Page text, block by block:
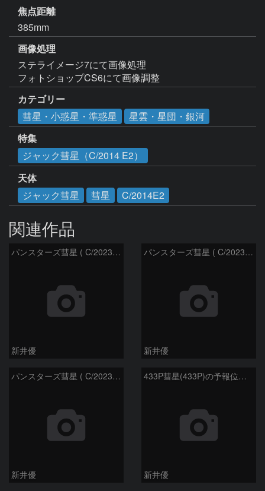
焦点距離
385mm
画像処理
ステライメージ7にて画像処理
フォトショップCS6にて画像調整
カテゴリー
彗星・小惑星・準惑星
星雲・星団・銀河
特集
ジャック彗星（C/2014 E2）
天体
ジャック彗星
彗星 C/2014E2
関連作品
パンスターズ彗星 ( C/2023R1 )：2026/07/09
新井優
パンスターズ彗星 ( C/2023R1 ) ：2026/07/08
新井優
パンスターズ彗星 ( C/2023R1 ) ：2026/05/20
新井優
433P彗星(433P)の予報位置：2026/05/30
新井優